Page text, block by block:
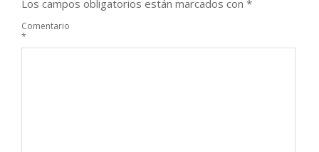
Los campos obligatorios están marcados con *
Comentario
*